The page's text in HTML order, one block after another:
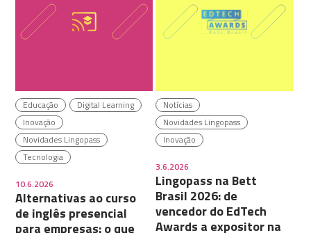
Educação
Digital Learning
Inovação
Novidades Lingopass
Tecnologia
10.6.2026
Alternativas ao curso
de inglês presencial
para empresas: o que
Notícias
Novidades Lingopass
Inovação
3.6.2026
Lingopass na Bett
Brasil 2026: de
vencedor do EdTech
Awards a expositor na